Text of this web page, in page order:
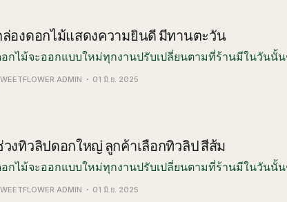
ล่องดอกไม้แสดงความยินดี มีทานตะวัน
กไม้จะออกแบบใหม่ทุกงานปรับเปลี่ยนตามที่ร้านมีในวันนั้
ADMIN 01 มิ.ย. 2025
วงทิวลิปดอกใหญ่ ลูกค้าเลือกทิวลิป สีส้ม
กไม้จะออกแบบใหม่ทุกงานปรับเปลี่ยนตามที่ร้านมีในวันนั้
ADMIN 01 มิ.ย. 2025